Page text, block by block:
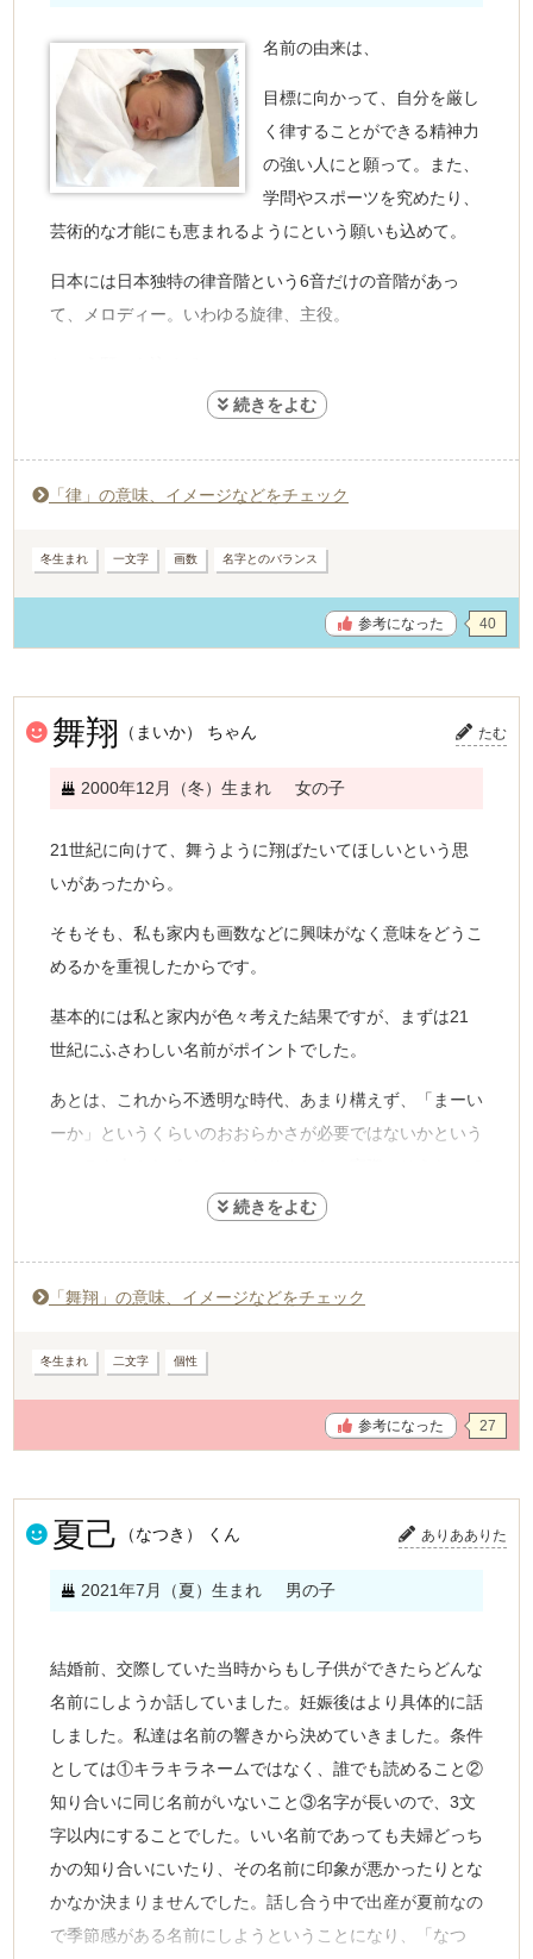
名前の由来は、
目標に向かって、自分を厳し
く律することができる精神力
の強い人にと願って。また、
学問やスポーツを究めたり、
芸術的な才能にも恵まれるようにという願いも込めて。
日本には日本独特の律音階という6音だけの音階があっ
て、メロディー。いわゆる旋律、主役。
画数は苗字まで入れて31画。
るのが1番良いとされていたため、画数にもこだわりまし
「律」の意味、イメージなどをチェック
冬生まれ 一文字 画数 名字とのバランス
参考になった 40
舞翔 （まいか） ちゃん たむ
2000年12月（冬）生まれ 女の子
21世紀に向けて、舞うように翔ばたいてほしいという思
いがあったから。
そもそも、私も家内も画数などに興味がなく意味をどうこ
めるかを重視したからです。
基本的には私と家内が色々考えた結果ですが、まずは21
世紀にふさわしい名前がポイントでした。
あとは、これから不透明な時代、あまり構えず、「まーい
ーか」というくらいのおおらかさが必要ではないかという
「舞翔」の意味、イメージなどをチェック
冬生まれ 二文字 個性
参考になった 27
夏己 （なつき） くん ありあありた
2021年7月（夏）生まれ 男の子
結婚前、交際していた当時からもし子供ができたらどんな
名前にしようか話していました。妊娠後はより具体的に話
しました。私達は名前の響きから決めていきました。条件
としては①キラキラネームではなく、誰でも読めること②
知り合いに同じ名前がいないこと③名字が長いので、3文
字以内にすることでした。いい名前であっても夫婦どっち
かの知り合いにいたり、その名前に印象が悪かったりとな
かなか決まりませんでした。話し合う中で出産が夏前なの
で季節感がある名前にしようということになり、「なつ